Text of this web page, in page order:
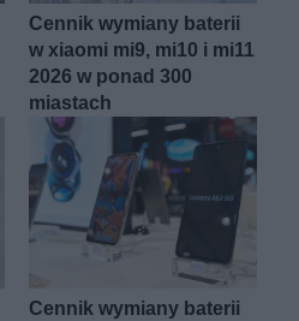
Cennik wymiany baterii
w xiaomi mi9, mi10 i mi11
2026 w ponad 300
miastach
Cennik wymiany baterii